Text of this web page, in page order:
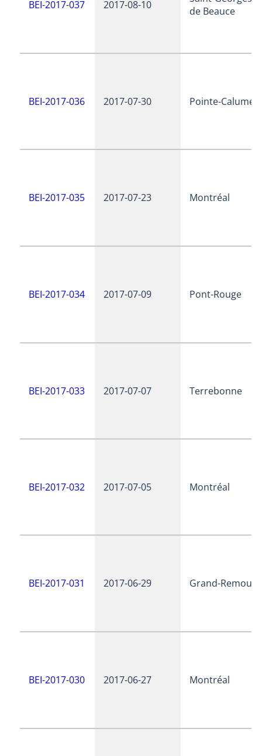
BEI-2017-037 2017-08-10
de Beauce
BEI-2017-036 2017-07-30 Pointe-Calumet
BEI-2017-035 2017-07-23 Montréal
BEI-2017-034 2017-07-09 Pont-Rouge
BEI-2017-033 2017-07-07 Terrebonne
BEI-2017-032 2017-07-05 Montréal
BEI-2017-031 2017-06-29 Grand-Remous
BEI-2017-030 2017-06-27 Montréal